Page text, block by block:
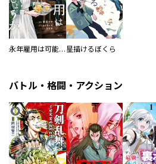
永年雇用は可能でしょうか 分冊版 星描けるぼくら
バトル・格闘・アクション